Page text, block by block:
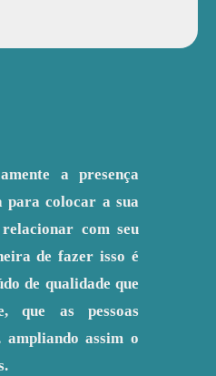
a presença
para colocar a sua
com seu
de fazer isso é
de qualidade que
que as pessoas
assim o